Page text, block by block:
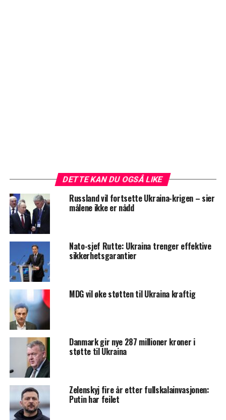
DETTE KAN DU OGSÅ LIKE
Russland vil fortsette Ukraina-krigen – sier
målene ikke er nådd
Nato-sjef Rutte: Ukraina trenger effektive
sikkerhetsgarantier
MDG vil øke støtten til Ukraina kraftig
Danmark gir nye 287 millioner kroner i
støtte til Ukraina
Zelenskyj fire år etter fullskalainvasjonen:
Putin har feilet